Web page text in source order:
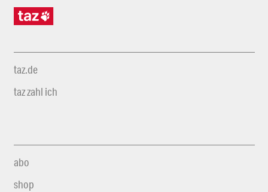
taz.de
taz zahl ich
abo
shop